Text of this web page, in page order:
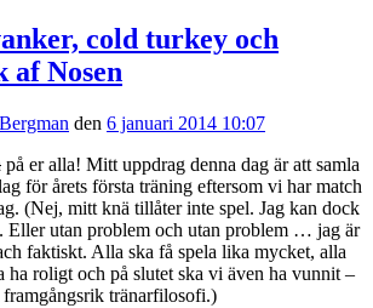
cold turkey och
af Nosen
den 6 januari 2014 10:07
på er alla! Mitt uppdrag denna dag är att samla
för årets första träning eftersom vi har match
(Nej, mitt knä tillåter inte spel. Jag kan dock
Eller utan problem och utan problem … jag är
faktiskt. Alla ska få spela lika mycket, alla
ha roligt och på slutet ska vi även ha vunnit –
framgångsrik tränarfilosofi.)